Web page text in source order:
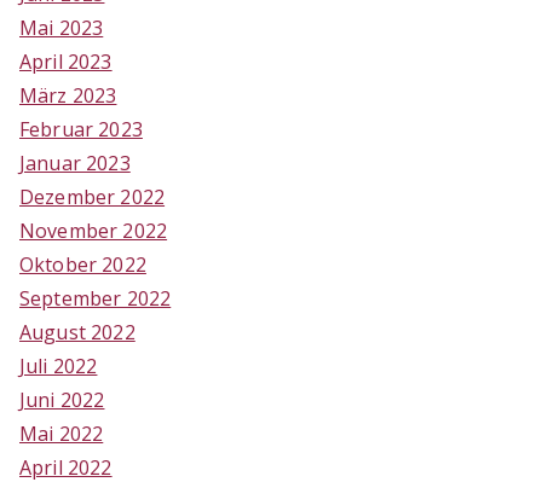
Mai 2023
April 2023
März 2023
Februar 2023
Januar 2023
Dezember 2022
November 2022
Oktober 2022
September 2022
August 2022
Juli 2022
Juni 2022
Mai 2022
April 2022